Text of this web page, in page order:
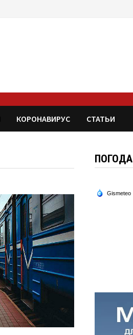
КОРОНАВИРУС СТАТЬИ
ПОГОДА